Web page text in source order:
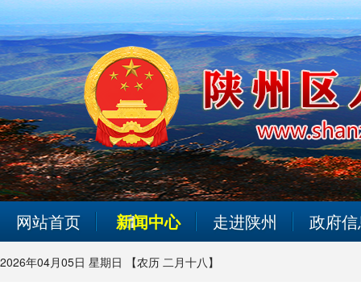
网站首页 新闻中心 走进陕州 政府
2026年04月05日 星期日 【农历 二月十八】